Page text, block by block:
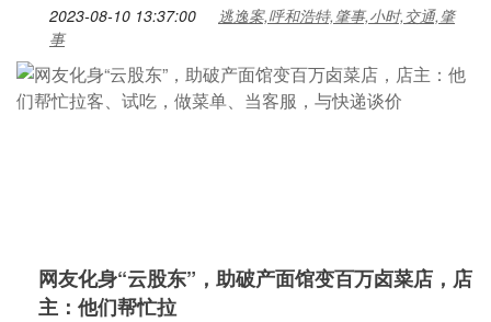
2023-08-10 13:37:00
逃逸案,呼和浩特,肇事,小时,交通,肇
事
网友化身“云股东”，助破产面馆变百万卤菜店，店
主：他们帮忙拉